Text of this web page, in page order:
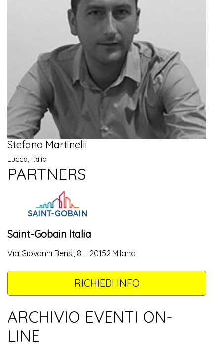
Stefano Martinelli
Lucca, Italia
PARTNERS
Saint-Gobain Italia
Via Giovanni Bensi, 8 – 20152 Milano
RICHIEDI INFO
ARCHIVIO EVENTI ON-
LINE